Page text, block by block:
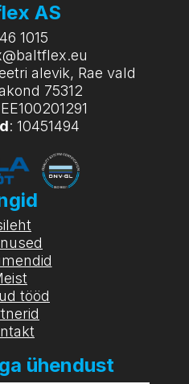
AS
1015
alevik, Rae vald
75312
: 10451494
tööd
ühendust